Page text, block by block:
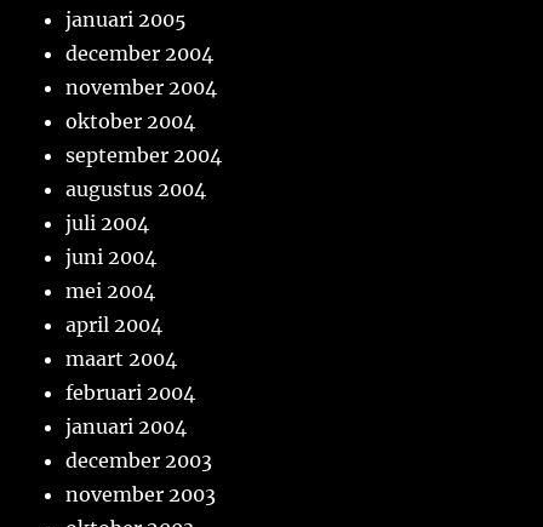
januari 2005
december 2004
november 2004
oktober 2004
september 2004
augustus 2004
juli 2004
juni 2004
mei 2004
april 2004
maart 2004
februari 2004
januari 2004
december 2003
november 2003